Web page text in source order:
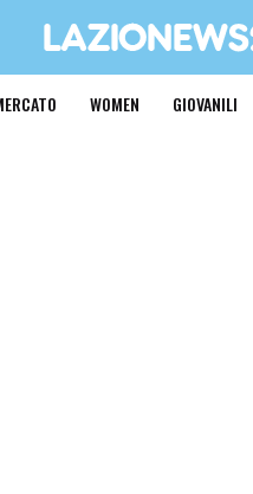
WOMEN GIOVANILI